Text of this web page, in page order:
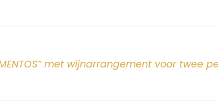
met wijnarrangement voor twee